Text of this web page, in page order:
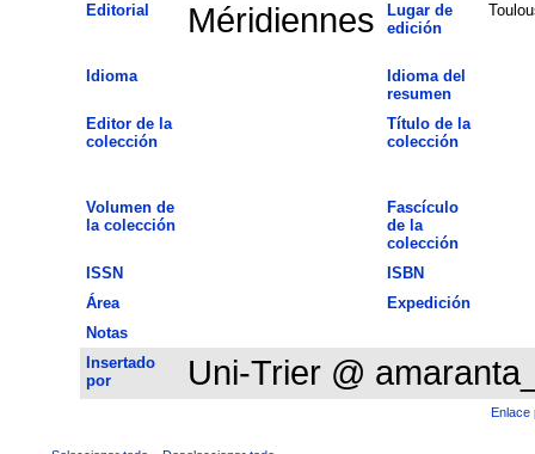
Editorial
Méridiennes
Lugar de
edición
Idioma
Idioma del
resumen
Editor de la
colección
Título de la
colección
Volumen de
la colección
Fascículo
de la
colección
ISSN
ISBN
Área
Expedición
Notas
Insertado
por
Uni-Trier @
Enlace